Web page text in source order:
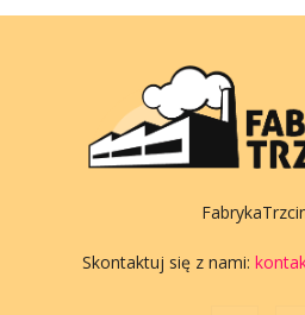
Skontaktuj się z nami: